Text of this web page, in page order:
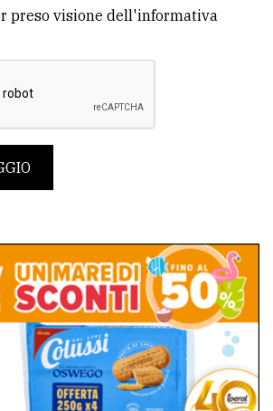
preso visione dell'informativa